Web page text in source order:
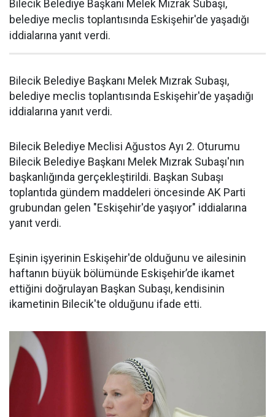
Bilecik Belediye Başkanı Melek Mızrak Subaşı,
belediye meclis toplantısında Eskişehir'de yaşadığı
iddialarına yanıt verdi.
Bilecik Belediye Başkanı Melek Mızrak Subaşı,
belediye meclis toplantısında Eskişehir'de yaşadığı
iddialarına yanıt verdi.
Bilecik Belediye Meclisi Ağustos Ayı 2. Oturumu
Bilecik Belediye Başkanı Melek Mızrak Subaşı'nın
başkanlığında gerçekleştirildi. Başkan Subaşı
toplantıda gündem maddeleri öncesinde AK Parti
grubundan gelen "Eskişehir'de yaşıyor" iddialarına
yanıt verdi.
Eşinin işyerinin Eskişehir'de olduğunu ve ailesinin
haftanın büyük bölümünde Eskişehir’de ikamet
ettiğini doğrulayan Başkan Subaşı, kendisinin
ikametinin Bilecik'te olduğunu ifade etti.